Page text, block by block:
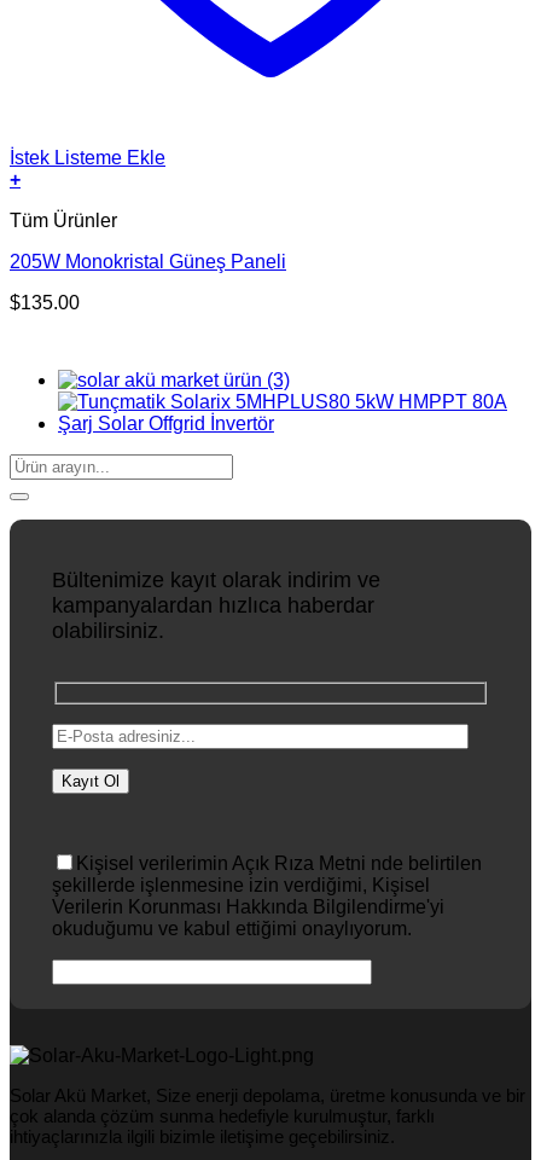
İstek Listeme Ekle
+
Tüm Ürünler
205W Monokristal Güneş Paneli
$135.00
Ara:
Bültenimize kayıt olarak indirim ve
kampanyalardan hızlıca haberdar
olabilirsiniz.
Kişisel verilerimin Açık Rıza Metni nde belirtilen
şekillerde işlenmesine izin verdiğimi, Kişisel
Verilerin Korunması Hakkında Bilgilendirme'yi
okuduğumu ve kabul ettiğimi onaylıyorum.
Solar Akü Market, Size enerji depolama, üretme konusunda ve bir
çok alanda çözüm sunma hedefiyle kurulmuştur, farklı
ihtiyaçlarınızla ilgili bizimle iletişime geçebilirsiniz.